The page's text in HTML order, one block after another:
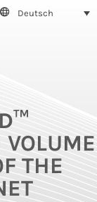
Deutsch
THE